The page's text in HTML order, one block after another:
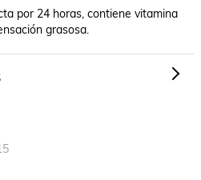
por 24 horas, contiene vitamina
grasosa.